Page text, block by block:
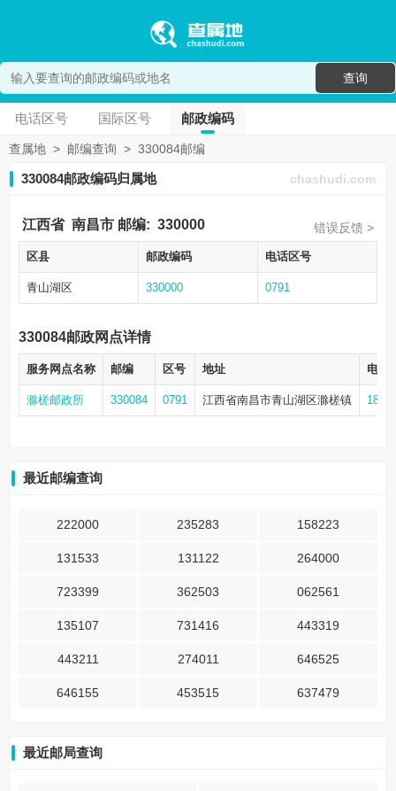
查询
电话区号 国际区号 邮政编码
查属地 > 邮编查询 > 330084邮编
330084邮政编码归属地 chashudi.com
江西省 南昌市 邮编: 330000 错误反馈 >
区县 邮政编码 电话区号
青山湖区 330000 0791
330084邮政网点详情
服务网点名称 邮编 区号 地址 电话
滁槎邮政所 330084 0791 江西省南昌市青山湖区滁槎镇
最近邮编查询
222000 235283 158223
131533 131122 264000
723399 362503 062561
135107 731416 443319
443211 274011 646525
646155 453515 637479
最近邮局查询